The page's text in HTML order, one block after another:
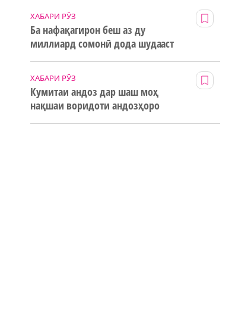
ХАБАРИ РӮЗ
Ба нафақагирон беш аз ду
миллиард сомонӣ дода шудааст
ХАБАРИ РӮЗ
Кумитаи андоз дар шаш моҳ
нақшаи воридоти андозҳоро